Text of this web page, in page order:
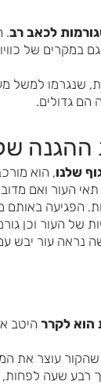
לכאב רב.
במקרים של
שנגרמו למשל
הם גדולים.
שלנו, הוא
העור ואם
הפגיעה באותם
של העור וכן
נראה עור יבש
הוא לקרר היטב
שהקור עוצר
שעה לפחות,